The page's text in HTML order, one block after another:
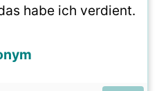
habe ich verdient.